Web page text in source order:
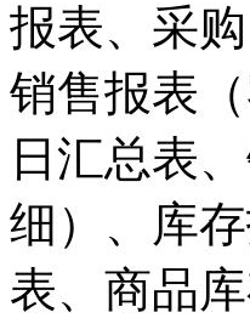
报表、采
销售报表
日汇总表
细）、库
表、商品